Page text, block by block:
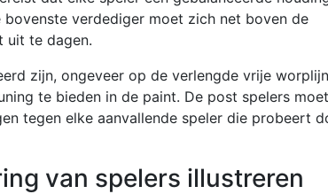
verdediger moet zich net boven de
uit te dagen.
zijn, ongeveer op de verlengde vrije
te bieden in de paint. De post spelers
tegen elke aanvallende speler die probeert
van spelers illustreren